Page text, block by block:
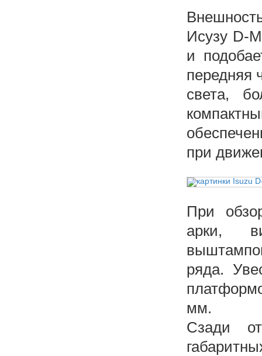
Исузу D-
и
передняя
света,
при
При
арки,
ряда.
мм.
Сзади